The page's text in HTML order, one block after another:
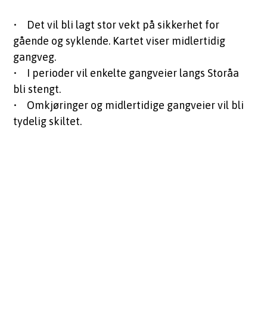
• Det vil bli lagt stor vekt på sikkerhet for
gående og syklende. Kartet viser midlertidig
gangveg.
• I perioder vil enkelte gangveier langs Storåa
bli stengt.
• Omkjøringer og midlertidige gangveier vil bli
tydelig skiltet.